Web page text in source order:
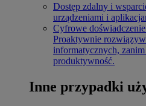
Dostęp zdalny i
urządzeniami i
Cyfrowe
Proaktywnie
informatycznych, zanim
produktywność.
Inne przypadki